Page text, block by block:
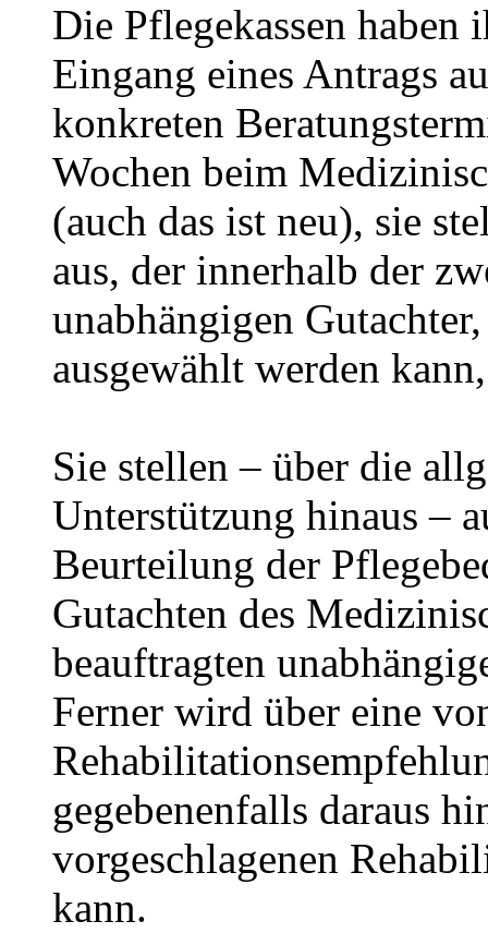
Die Pflegekassen haben
Eingang eines Antrags
konkreten
Wochen beim
(auch das ist neu), sie
aus, der innerhalb der
unabhängigen
ausgewählt werden
Sie stellen – über die
Unterstützung hinaus –
Beurteilung der
Gutachten des
beauftragten
Ferner wird über eine
gegebenenfalls daraus
vorgeschlagenen
kann.